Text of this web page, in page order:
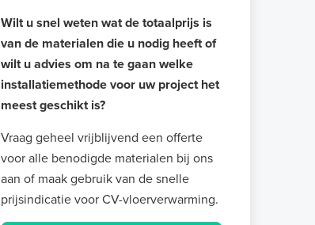
Wilt u snel weten wat de totaalprijs is
van de materialen die u nodig heeft of
wilt u advies om na te gaan welke
installatiemethode voor uw project het
meest geschikt is?
Vraag geheel vrijblijvend een offerte
voor alle benodigde materialen bij ons
aan of maak gebruik van de snelle
prijsindicatie voor CV-vloerverwarming.